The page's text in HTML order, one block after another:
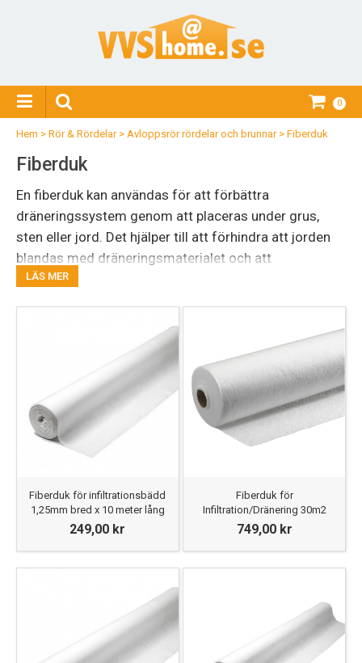
0
Hem > Rör & Rördelar> Avloppsrör rördelar och brunnar> Fiberduk
Fiberduk
En fiberduk kan användas för att förbättra
dräneringssystem genom att placeras under grus,
sten eller jord. Det hjälper till att förhindra att jorden
blandas med dräneringsmaterialet och att
dräneringen täpps till över tiden. Du kan köpa fiberduk i
LÄS MER
Fiberduk för infiltrationsbädd
1,25mm bred x 10 meter lång
249,00 kr
Fiberduk för
Infiltration/Dränering 30m2
749,00 kr